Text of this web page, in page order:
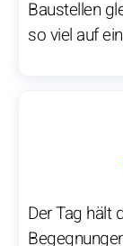
Baustellen
so viel auf
Der Tag hält